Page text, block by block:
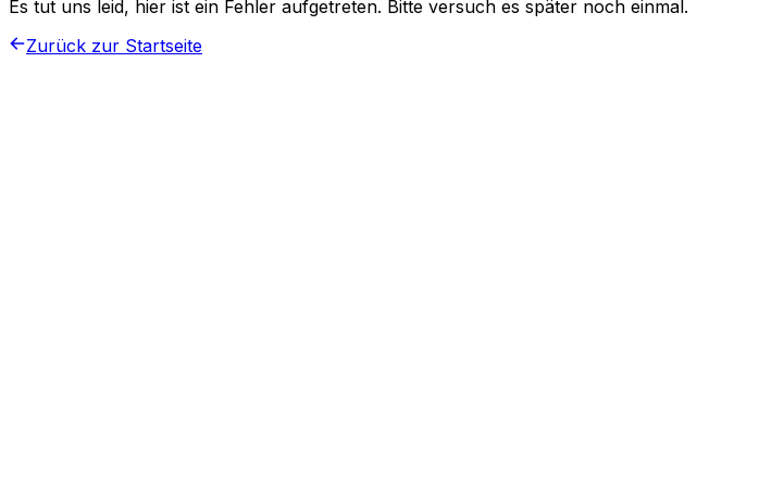
Es tut uns leid, hier ist ein Fehler aufgetreten. Bitte versuch es später noch einmal.
Zurück zur Startseite